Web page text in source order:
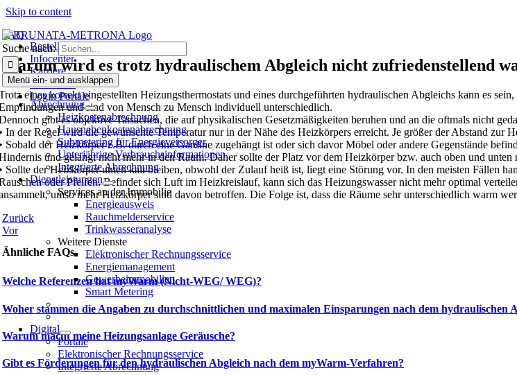
Skip to content
Bestellen
Infocenter
Karriere
Bewohner
Login Portale
Suche nach:
Menü ein- und ausklappen
Abrechnung
Heizkostenabrechnung
Hausneben­kosten­abrechnung
Submetering für Energieversorger
Unterjährige Verbrauchsinformationen
Integrierte Abrechnung
Dienstleistungen
Services an der Immobilie
Energieausweis
Rauchmelderservice
Trinkwasseranalyse
Weitere Dienste
Elektronischer Rechnungsservice
Energiemanagement
Gewerbeimmobilien
Smart Metering
Digital
Portale
Elektronischer Rechnungsservice
Integrierte Abrechnung
FAQ
Warum wird es trotz hydraulischem Abgleich nicht zufriedenstellend
eines korrekt eingestellten Heizungsthermostats und eines durchgeführten hydraulischen Abgleichs kann es
und sind von Mensch zu Mensch individuell unterschiedlich.
gibt es objektive Tatsachen, die auf physikalischen Gesetzmäßigkeiten beruhen und an die oftmals nicht
In der Regel wird die gewünschte Temperatur nur in der Nähe des Heizkörpers erreicht. Je größer der Abstand zur
Sobald der Heizkörper z.B. durch eine Gardine zugehängt ist oder sich davor Möbel oder andere Gegenstände
und gelangt nicht mehr in den Raum. Daher sollte der Platz vor dem Heizkörper bzw. auch oben und unten
Sollte der Heizkörper unten kalt bleiben, obwohl der Zulauf heiß ist, liegt eine Störung vor. In den meisten Fällen
oder Pfeifen. Befindet sich Luft im Heizkreislauf, kann sich das Heizungswasser nicht mehr optimal
umso mehr Heizkörper sind davon betroffen. Die Folge ist, dass die Räume sehr unterschiedlich warm
Zurück
Vor
Ähnliche FAQs
Welche Referenzen hat myWarm (Nicht-WEG/ WEG)?
Woher stammen die Angaben zu durchschnittlichen und maximalen Einsparungen nach dem hydraulischen
Warum macht meine Heizungsanlage Geräusche?
Gibt es Förderungen für den hydraulischen Abgleich nach dem myWarm-Verfahren?